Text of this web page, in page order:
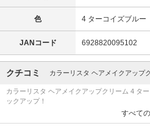
色 4 ターコイズブルー
JANコード 6928820095102
クチコミ カラーリスタ ヘアメイクアップ
カラーリスタ ヘアメイクアップクリーム 4 タ
ックアップ！
すべて